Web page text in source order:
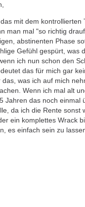
mit dem kontrollierten
man mal "so richtig
abstinenten Phase
Gefühl gespürt, was
ich nun schon den
das für mich gar
das, was ich auf mich
Wenn ich mal alt
Jahren das noch einmal
da ich die Rente sonst
ein komplettes Wrack
es einfach sein zu